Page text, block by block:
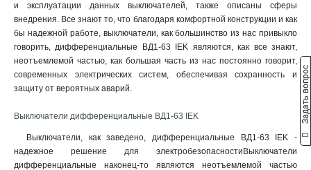
и эксплуатации данных выключателей, также описаны сферы
внедрения. Все знают то, что благодаря комфортной конструкции и как
бы надежной работе, выключатели, как большинство из нас привыкло
говорить, дифференциальные ВД1-63 IEK являются, как все знают,
неотъемлемой частью, как большая часть из нас постоянно говорит,
современных электрических систем, обеспечивая сохранность и
защиту от вероятных аварий.
Выключатели дифференциальные ВД1-63 IEK
Выключатели, как заведено, дифференциальные ВД1-63 IEK -
надежное решение для электробезопасностиВыключатели
дифференциальные наконец-то являются неотъемлемой частью
Задать вопрос